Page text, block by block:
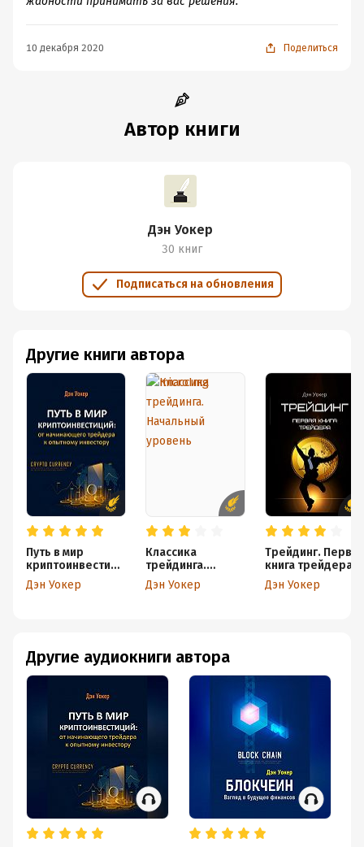
10 декабря 2020 Поделиться
Автор книги
Дэн Уокер
30 книг
Подписаться на обновления
Другие книги автора
Путь в мир
криптоинвестици
й: от
начинающего
Дэн Уокер
Классика
трейдинга.
Начальный
уровень
Дэн Уокер
Трейдинг. Первая
книга трейдера
Дэн Уокер
Другие аудиокниги автора